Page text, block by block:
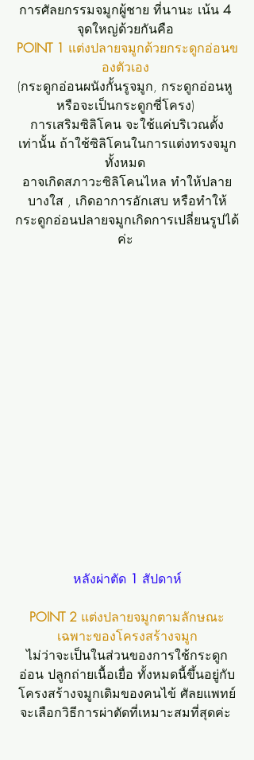
การศัลยกรรมจมูกผู้ชาย ที่นานะ เน้น 4
จุดใหญ่ด้วยกันคือ
POINT 1 แต่งปลายจมูกด้วยกระดูกอ่อนข
องตัวเอง
(กระดูกอ่อนผนังกั้นรูจมูก, กระดูกอ่อนหู
หรือจะเป็นกระดูกซี่โครง)
การเสริมซิลิโคน จะใช้แค่บริเวณดั้ง
เท่านั้น ถ้าใช้ซิลิโคนในการแต่งทรงจมูก
ทั้งหมด
อาจเกิดสภาวะซิลิโคนไหล ทำให้ปลาย
บางใส , เกิดอาการอักเสบ หรือทำให้
กระดูกอ่อนปลายจมูกเกิดการเปลี่ยนรูปได้
ค่ะ
หลังผ่าตัด 1 สัปดาห์
POINT 2 แต่งปลายจมูกตามลักษณะ
เฉพาะของโครงสร้างจมูก
ไม่ว่าจะเป็นในส่วนของการใช้กระดูก
อ่อน ปลูกถ่ายเนื้อเยื่อ ทั้งหมดนี้ขึ้นอยู่กับ
โครงสร้างจมูกเดิมของคนไข้ ศัลยแพทย์
จะเลือกวิธีการผ่าตัดที่เหมาะสมที่สุดค่ะ